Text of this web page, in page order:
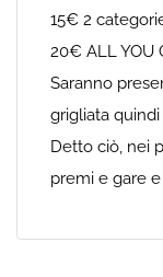
15€ 2
20€ ALL YOU
Saranno
grigliata
Detto ciò, nei
premi e gare